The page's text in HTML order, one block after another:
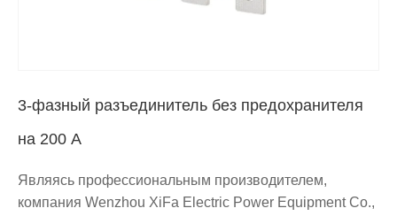
3-фазный разъединитель без предохранителя
на 200 А
Являясь профессиональным производителем,
компания Wenzhou XiFa Electric Power Equipment Co.,